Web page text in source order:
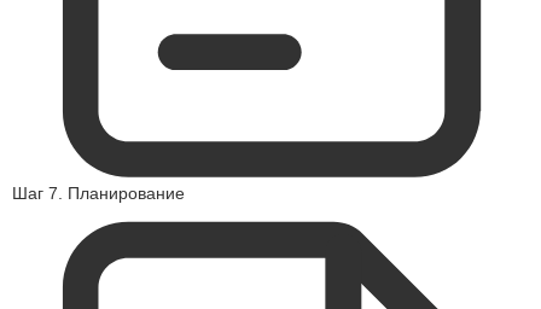
Шаг 7. Планирование